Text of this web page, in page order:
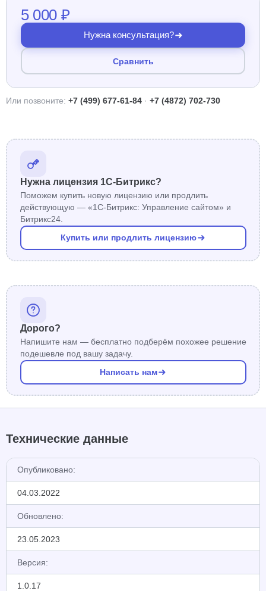
5 000 ₽
Нужна консультация?
Сравнить
Или позвоните: +7 (499) 677-61-84 · +7 (4872) 702-730
Нужна лицензия 1С-Битрикс?
Поможем купить новую лицензию или продлить
действующую — «1С-Битрикс: Управление сайтом» и
Битрикс24.
Купить или продлить лицензию
Дорого?
Напишите нам — бесплатно подберём похожее решение
подешевле под вашу задачу.
Написать нам
Технические данные
Опубликовано:
04.03.2022
Обновлено:
23.05.2023
Версия:
1.0.17